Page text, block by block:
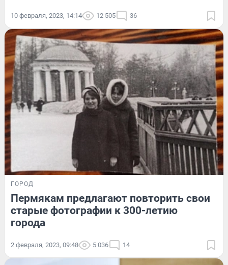
10 февраля, 2023, 14:14 12 505 36
ГОРОД
Пермякам предлагают повторить свои
старые фотографии к 300-летию
города
2 февраля, 2023, 09:48 5 036 14